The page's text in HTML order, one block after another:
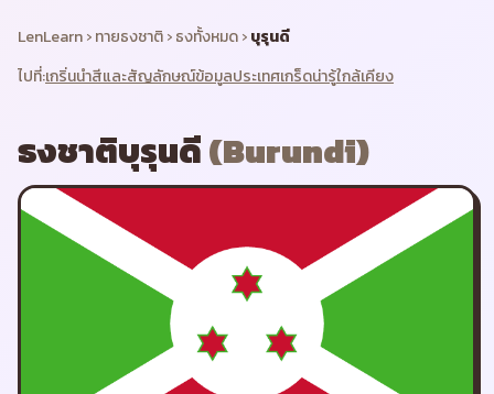
LenLearn›ทายธงชาติ›ธงทั้งหมด›บุรุนดี
ไปที่:เกริ่นนำสีและสัญลักษณ์ข้อมูลประเทศเกร็ดน่ารู้ใกล้เคียง
ธงชาติบุรุนดี(Burundi)